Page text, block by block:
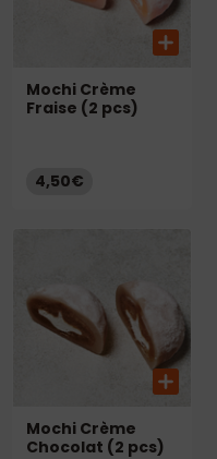
Mochi Crème
Fraise (2 pcs)
4,50€
Mochi Crème
Chocolat (2 pcs)